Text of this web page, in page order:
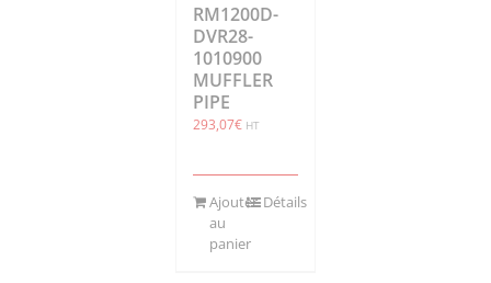
RM1200D-
DVR28-
1010900
MUFFLER
PIPE
293,07€ HT
Ajouter
au
panier
Détails